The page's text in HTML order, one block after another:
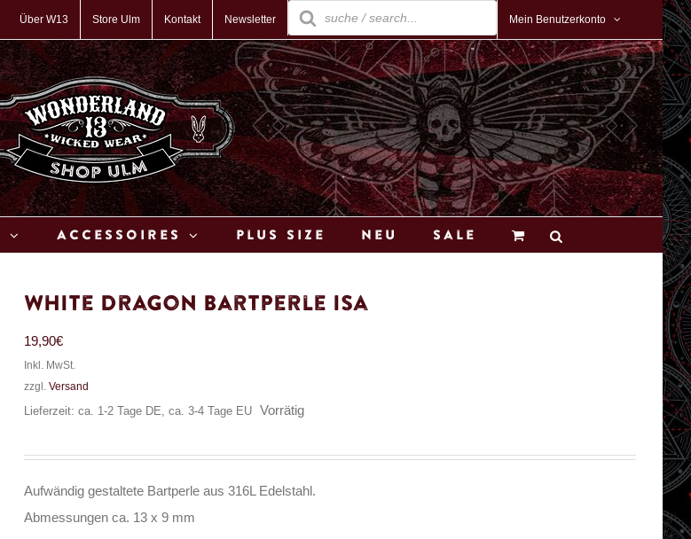
Über W13 Store Ulm Kontakt Newsletter
Products
search
Mein Benutzerkonto
Accessoires Plus Size Neu Sale
White Dragon Bartperle Isa
19,90€
Inkl. MwSt.
zzgl. Versand
Lieferzeit: ca. 1-2 Tage DE, ca. 3-4 Tage EU
Vorrätig
Aufwändig gestaltete Bartperle aus 316L Edelstahl.
Abmessungen ca. 13 x 9 mm